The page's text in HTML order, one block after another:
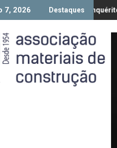
7, 2026 Destaques
– Pedido de contributos até 18/8
Inquérito de Conjuntura –